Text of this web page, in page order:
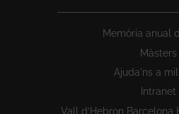
Memòria anual
Màsters
Ajuda'ns a
Intranet
Vall d’Hebron Barcelona